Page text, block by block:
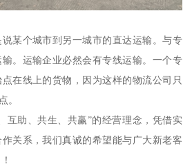
某个城市到另一城市的直达运输。与专
。运输企业必然会有专线运输。一个专
在线上的货物，因为这样的物流公司只
。
互助、共生、共赢”的经营理念，凭借实
关系，我们真诚的希望能与广大新老客